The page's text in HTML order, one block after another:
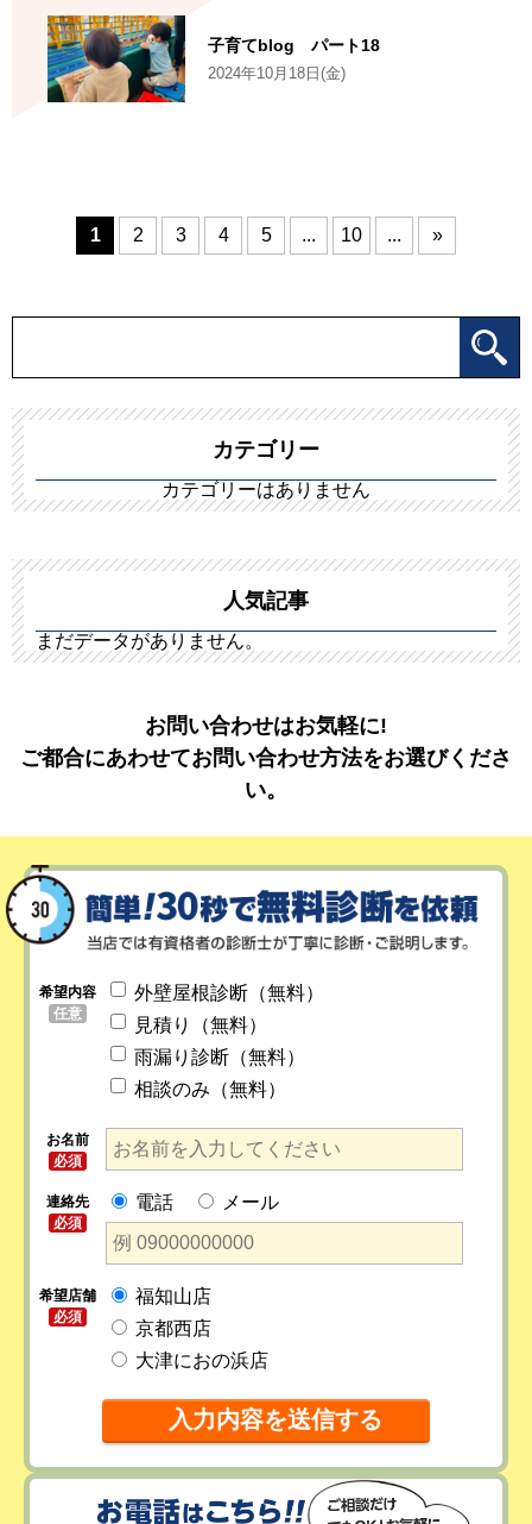
子育てblog パート18
2024年10月18日(金)
1 2 3 4 5 ... 10 ... »
カテゴリー
カテゴリーはありません
人気記事
まだデータがありません。
お問い合わせはお気軽に!
ご都合にあわせてお問い合わせ方法をお選びくださ
い。
希望内容
任意
外壁屋根診断（無料）
見積り（無料）
雨漏り診断（無料）
相談のみ（無料）
お名前
必須
連絡先
必須
電話 メール
希望店舗
必須
福知山店
京都西店
大津におの浜店